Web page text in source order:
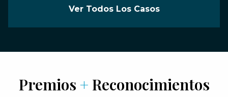
Ver Todos Los Casos
Premios + Reconocimientos